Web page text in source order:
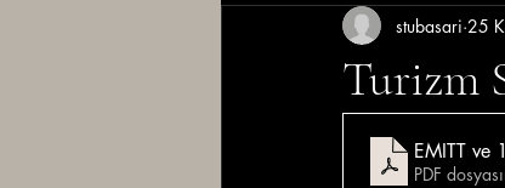
Turizm
stubasari 25
EMITT ve
PDF